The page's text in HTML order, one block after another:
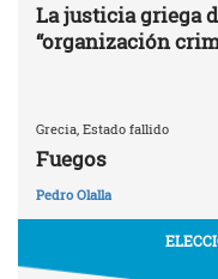
La justicia griega
“organización
Grecia, Estado fallido
Fuegos
Pedro Olalla